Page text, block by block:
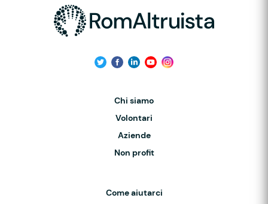
Chi siamo
Volontari
Aziende
Non profit
Come aiutarci